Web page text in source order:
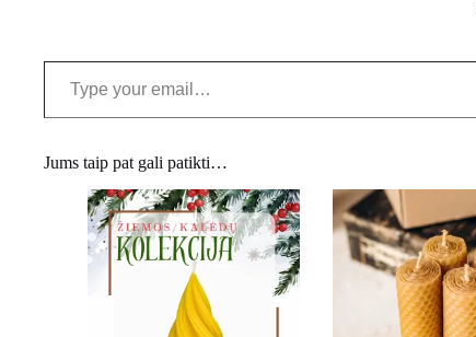
Type your email…
Jums taip pat gali patikti…